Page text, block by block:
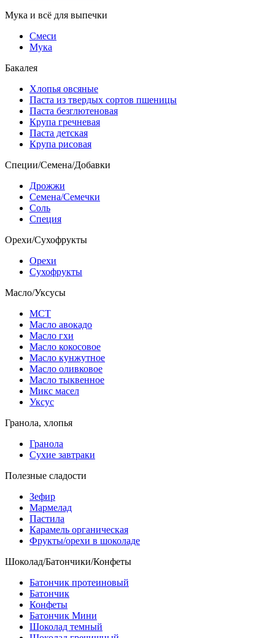
Мука и всё для выпечки
Смеси
Мука
Бакалея
Хлопья овсяные
Паста из твердых сортов пшеницы
Паста безглютеновая
Крупа гречневая
Паста детская
Крупа рисовая
Специи/Семена/Добавки
Дрожжи
Семена/Семечки
Соль
Специя
Орехи/Сухофрукты
Орехи
Сухофрукты
Масло/Уксусы
МСТ
Масло авокадо
Масло гхи
Масло кокосовое
Масло кунжутное
Масло оливковое
Масло тыквенное
Микс масел
Уксус
Гранола, хлопья
Гранола
Сухие завтраки
Полезные сладости
Зефир
Мармелад
Пастила
Карамель органическая
Фрукты/орехи в шоколаде
Шоколад/Батончики/Конфеты
Батончик протеиновый
Батончик
Конфеты
Батончик Мини
Шоколад темный